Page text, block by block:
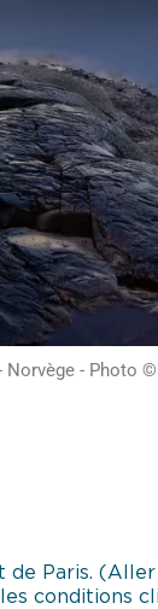
Norvège - Photo
Paris.
conditions